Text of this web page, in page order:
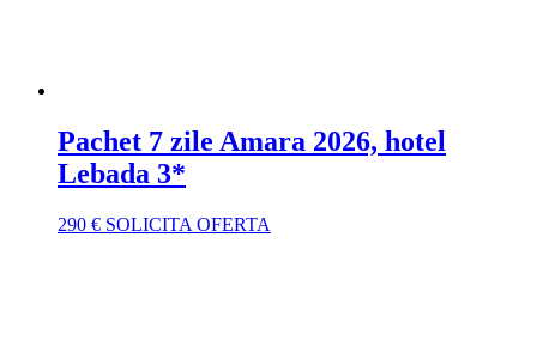
Pachet 7 zile Amara 2026, hotel
Lebada 3*
290 € SOLICITA OFERTA